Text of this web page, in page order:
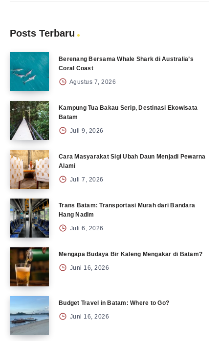
Posts Terbaru
Berenang Bersama Whale Shark di Australia’s
Coral Coast
Agustus 7, 2026
Kampung Tua Bakau Serip, Destinasi Ekowisata
Batam
Juli 9, 2026
Cara Masyarakat Sigi Ubah Daun Menjadi Pewarna
Alami
Juli 7, 2026
Trans Batam: Transportasi Murah dari Bandara
Hang Nadim
Juli 6, 2026
Mengapa Budaya Bir Kaleng Mengakar di Batam?
Juni 16, 2026
Budget Travel in Batam: Where to Go?
Juni 16, 2026